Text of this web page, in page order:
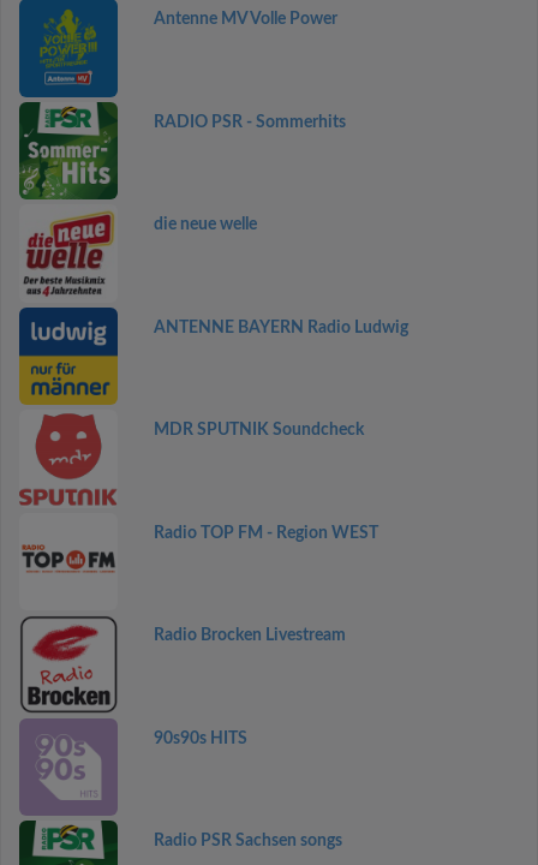
Antenne MV Volle Power
RADIO PSR - Sommerhits
die neue welle
ANTENNE BAYERN Radio Ludwig
MDR SPUTNIK Soundcheck
Radio TOP FM - Region WEST
Radio Brocken Livestream
90s90s HITS
Radio PSR Sachsen songs